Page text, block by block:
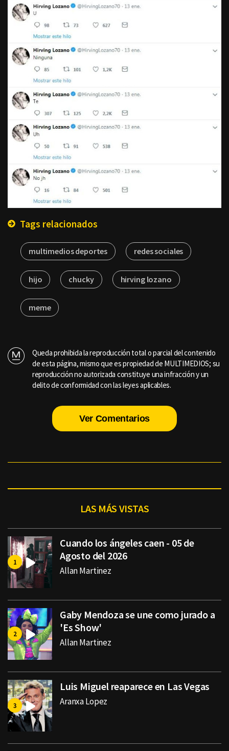
Tags relacionados
multimedios deportes redes sociales
hijo chucky hirving lozano
meme
Queda prohibida la reproducción total o parcial del contenido
de esta página, mismo que es propiedad de MULTIMEDIOS; su
reproducción no autorizada constituye una infracción y un
delito de conformidad con las leyes aplicables.
Ver Comentarios
LAS MÁS VISTAS
Cuando los ángeles caen - 05 de
Agosto del 2026
Allan Martinez
Gaby Mendoza se une como jurado a
'Es Show'
Allan Martinez
Luis Miguel reaparece en Las Vegas
Aranxa Lopez